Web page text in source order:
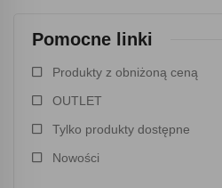
Pomocne linki
Produkty z obniżoną ceną
OUTLET
Tylko produkty dostępne
Nowości